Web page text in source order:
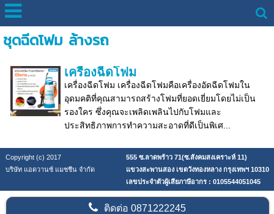
ชุดฉีดโฟม ล้างรถ
เครื่องฉีดโฟม
เครื่องฉีดโฟม เครื่องฉีดโฟมคือเครื่องอัดฉีดโฟมใน
อุดมคติที่คุณสามารถสร้างโฟมที่ยอดเยี่ยมโดยไม่เป็น
รองใคร ซึ่งคุณจะเพลิดเพลินไปกับโฟมและ
ประสิทธิภาพการทำความสะอาดที่ดีเป็นพิเศ...
Copyright (c) 2017
555 ซ.ลาดพร้าว 71(ซ.สังคมสงเคราะห์ 11)
บริษัท แอดวานซ์ แมชชีน จำกัด
แขวงสะพานสอง เขตวังทองหลาง กรุงเทพฯ 10310
เลขประจำตัวผู้เสียภาษีอากร : 0105544051045
ติดต่อ0871222245